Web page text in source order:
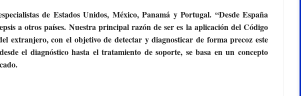
de Estados Unidos, México, Panamá y Portugal. “Desde España
a otros países. Nuestra principal razón de ser es la aplicación del Código
extranjero, con el objetivo de detectar y diagnosticar de forma precoz este
el diagnóstico hasta el tratamiento de soporte, se basa en un concepto